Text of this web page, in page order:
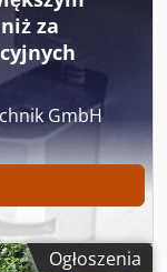
po
netto | EXW
za
GmbH
Ogłoszenia